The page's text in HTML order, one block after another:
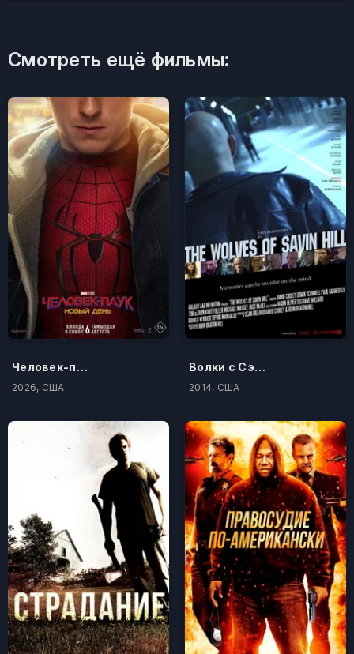
Смотреть ещё фильмы:
Человек-паук: Новый день
2026, США
Волки с Сэйвин-Хилл
2014, США